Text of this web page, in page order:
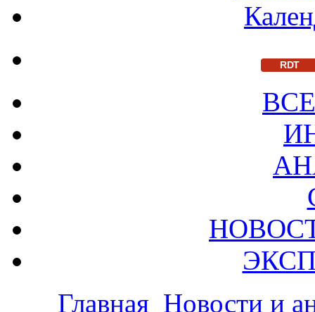
RDT
Главная Новости и